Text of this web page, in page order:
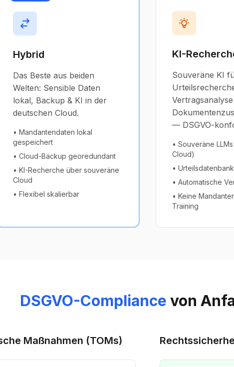
Hybrid
Das Beste aus beiden
Welten: Sensible Daten
lokal, Backup & KI in der
deutschen Cloud.
• Mandantendaten lokal
gespeichert
• Cloud-Backup georedundant
• KI-Recherche über souveräne
Cloud
• Flexibel skalierbar
KI-
Souveräne KI
— DSGVO-
• Souveräne
Cloud)
•
• Automatische
• Keine
Training
DSGVO-Compliance von
Maßnahmen (TOMs)